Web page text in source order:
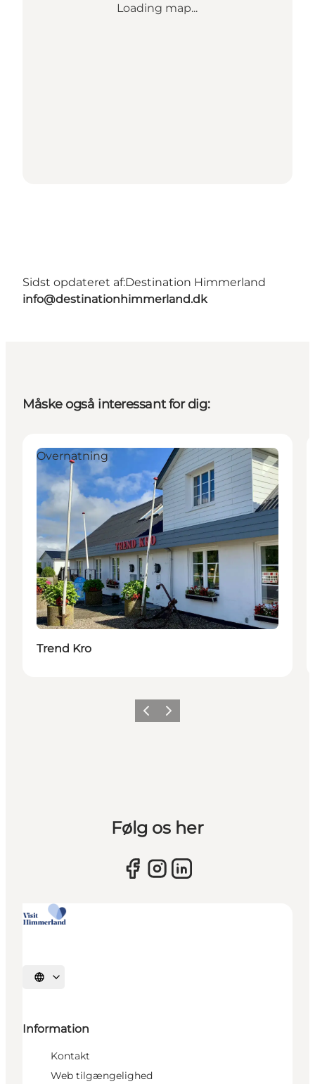
Loading map...
Sidst opdateret af:Destination Himmerland
info@destinationhimmerland.dk
Måske også interessant for dig:
Overnatning
Trend Kro
Forrige billede
Næste billede
Følg os her
Vælg sprog
Information
Kontakt
Web tilgængelighed